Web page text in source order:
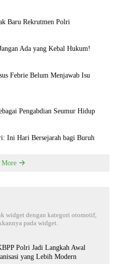
Baru Rekrutmen Polri
Ada yang Kebal Hukum!
Febrie Belum Menjawab Isu
Pengabdian Seumur Hidup
Ini Hari Bersejarah bagi Buruh
widget dengan kategori otomotif,
pada widget.
Polri Jadi Langkah Awal
yang Lebih Modern